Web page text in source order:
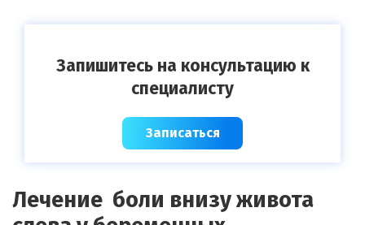
Запишитесь на консультацию к
специалисту
Записаться
Лечение боли внизу живота